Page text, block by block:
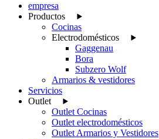
empresa
Productos
Cocinas
Electrodomésticos
Gaggenau
Bora
Subzero Wolf
Armarios & vestidores
Servicios
Outlet
Outlet Cocinas
Outlet electrodomésticos
Outlet Armarios y Vestidores